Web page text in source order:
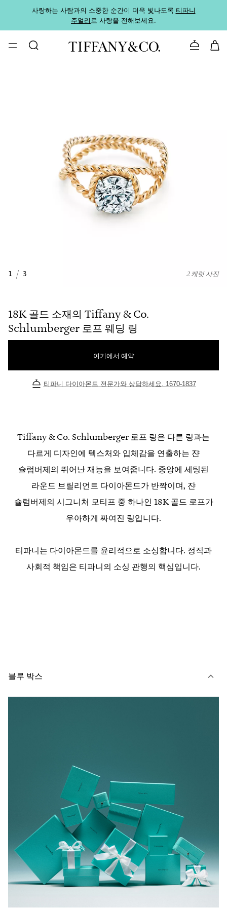
사랑하는 사람과의 소중한 순간이 더욱 빛나도록 티파니
주얼리로 사랑을 전해보세요.
문의하기
2 캐럿 사진
1 / 3
18K 골드 소재의 Tiffany & Co.
Schlumberger 로프 웨딩 링
여기에서 예약
티파니 다이아몬드 전문가와 상담하세요. 1670-1837
Tiffany & Co. Schlumberger 로프 링은 다른 링과는
다르게 디자인에 텍스처와 입체감을 연출하는 쟌
슐럼버제의 뛰어난 재능을 보여줍니다. 중앙에 세팅된
라운드 브릴리언트 다이아몬드가 반짝이며, 쟌
슐럼버제의 시그니처 모티프 중 하나인 18K 골드 로프가
우아하게 짜여진 링입니다.
티파니는 다이아몬드를 윤리적으로 소싱합니다. 정직과
사회적 책임은 티파니의 소싱 관행의 핵심입니다.
블루 박스